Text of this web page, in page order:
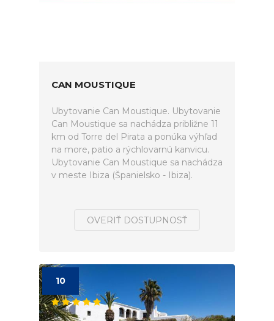
CAN MOUSTIQUE
Ubytovanie Can Moustique. Ubytovanie
Can Moustique sa nachádza približne 11
km od Torre del Pirata a ponúka výhľad
na more, patio a rýchlovarnú kanvicu.
Ubytovanie Can Moustique sa nachádza
v meste Ibiza (Španielsko - Ibiza).
OVERIŤ DOSTUPNOSŤ
10